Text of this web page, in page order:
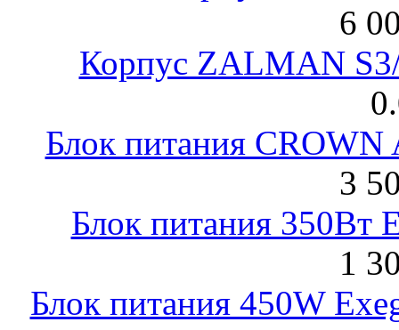
6
Корпус ZALMAN
Блок питания
3
Блок питания 350Вт
1
Блок питания 450W